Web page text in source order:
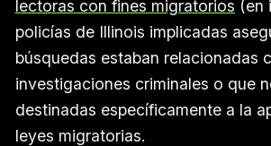
lectoras con fines migratorios (en
policías de Illinois implicadas
búsquedas estaban relacionadas
investigaciones criminales o que
destinadas específicamente a la
leyes migratorias.